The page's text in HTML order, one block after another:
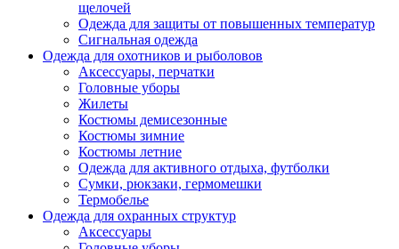
щелочей
Одежда для защиты от повышенных температур
Сигнальная одежда
Одежда для охотников и рыболовов
Аксессуары, перчатки
Головные уборы
Жилеты
Костюмы демисезонные
Костюмы зимние
Костюмы летние
Одежда для активного отдыха, футболки
Сумки, рюкзаки, гермомешки
Термобелье
Одежда для охранных структур
Аксессуары